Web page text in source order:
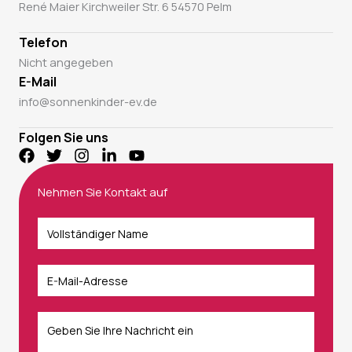
René Maier Kirchweiler Str. 6 54570 Pelm
Telefon
Nicht angegeben
E-Mail
info@sonnenkinder-ev.de
Folgen Sie uns
Nehmen Sie Kontakt auf